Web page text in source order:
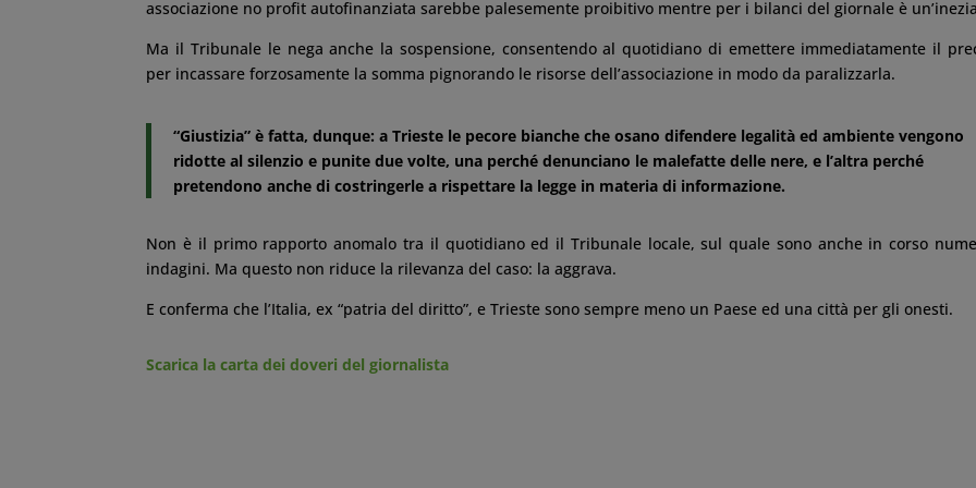
associazione no profit autofinanziata sarebbe palesemente proibitivo mentre per i bilanci del giornale è
Ma il Tribunale le nega anche la sospensione, consentendo al quotidiano di emettere immediatamente il
per incassare forzosamente la somma pignorando le risorse dell’associazione in modo da paralizzarla.
“Giustizia” è fatta, dunque: a Trieste le pecore bianche che osano difendere legalità ed ambiente vengono
ridotte al silenzio e punite due volte, una perché denunciano le malefatte delle nere, e l’altra perché
pretendono anche di costringerle a rispettare la legge in materia di informazione.
Non è il primo rapporto anomalo tra il quotidiano ed il Tribunale locale, sul quale sono anche in corso
indagini. Ma questo non riduce la rilevanza del caso: la aggrava.
E conferma che l’Italia, ex “patria del diritto”, e Trieste sono sempre meno un Paese ed una città per gli onesti.
Scarica la carta dei doveri del giornalista